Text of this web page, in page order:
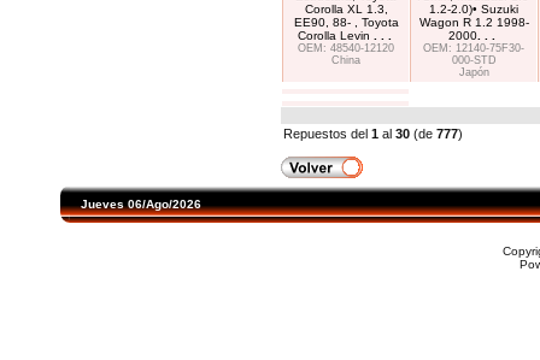
Corolla XL 1.3,
EE90, 88- , Toyota
Corolla Levin
OEM: 48540-12120
China
1.2-2.0)• Suzuki
Wagon R 1.2 1998-
2000
OEM: 12140-75F30-
000-STD
Japón
Repuestos del 1 al 30 (de 777)
Jueves 06/Ago/2026